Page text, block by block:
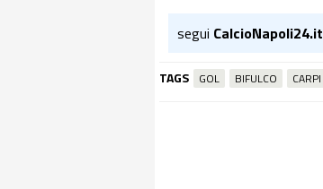
segui CalcioNapoli24.it
TAGS GOL BIFULCO CARPI